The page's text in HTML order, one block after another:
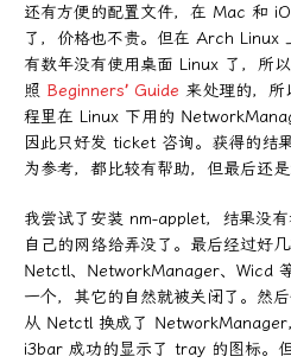
还有方便的配置文件，在 Mac 和
了，价格也不贵。但在 Arch Linux
有数年没有使用桌面 Linux 了，所
照 Beginners’ Guide 来处理的，
程里在 Linux 下用的
因此只好发 ticket 咨询。获得的结
为参考，都比较有帮助，但最后还是
我尝试了安装 nm-applet，结果没
自己的网络给弄没了。最后经过好
Netctl、NetworkManager、Wicd
一个，其它的自然就被关闭了。然
从 Netctl 换成了 NetworkManager
i3bar 成功的显示了 tray 的图标。